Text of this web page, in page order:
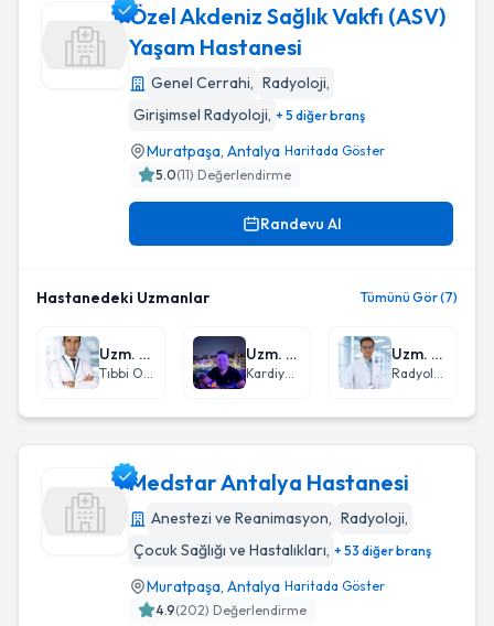
Özel Akdeniz Sağlık Vakfı (ASV)
Yaşam Hastanesi
Genel Cerrahi, Radyoloji,
Girişimsel Radyoloji, + 5 diğer branş
Muratpaşa, Antalya Haritada Göster
5.0(11) Değerlendirme
Randevu Al
Hastanedeki Uzmanlar Tümünü Gör (7)
Uzm. Dr. Gökhan Karakaya
Tıbbi Onkoloji
Uzm. Dr. Ömer Görkem Göldağ
Kardiyoloji
Uzm. Dr. Kürşat Erman
Radyoloji
Medstar Antalya Hastanesi
Anestezi ve Reanimasyon, Radyoloji,
Çocuk Sağlığı ve Hastalıkları, + 53 diğer branş
Muratpaşa, Antalya Haritada Göster
4.9(202) Değerlendirme